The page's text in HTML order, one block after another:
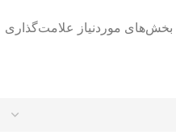
بخش‌های موردنیاز علامت‌گذاری